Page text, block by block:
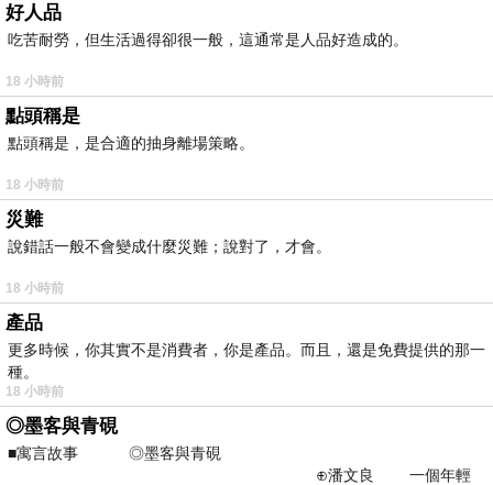
好人品
吃苦耐勞，但生活過得卻很一般，這通常是人品好造成的。
18 小時前
點頭稱是
點頭稱是，是合適的抽身離場策略。
18 小時前
災難
說錯話一般不會變成什麼災難；說對了，才會。
18 小時前
產品
更多時候，你其實不是消費者，你是產品。而且，還是免費提供的那一
種。
18 小時前
◎墨客與青硯
■寓言故事 ◎墨客與青硯
⊕潘文良 一個年輕